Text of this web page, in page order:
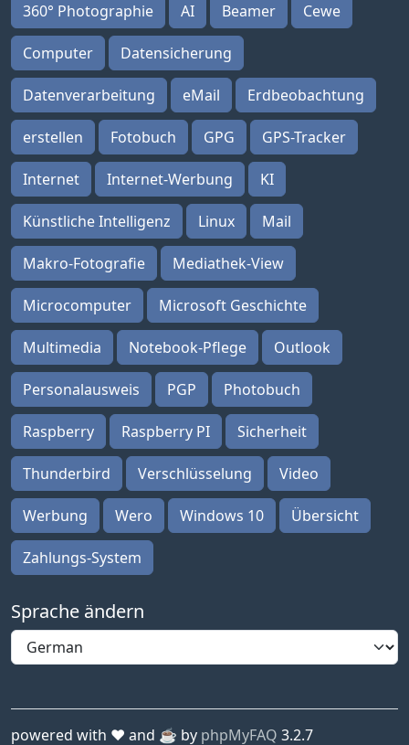
360° Photographie AI Beamer Cewe
Computer Datensicherung
Datenverarbeitung eMail Erdbeobachtung
erstellen Fotobuch GPG GPS-Tracker
Internet Internet-Werbung KI
Künstliche Intelligenz Linux Mail
Makro-Fotografie Mediathek-View
Microcomputer Microsoft Geschichte
Multimedia Notebook-Pflege Outlook
Personalausweis PGP Photobuch
Raspberry Raspberry PI Sicherheit
Thunderbird Verschlüsselung Video
Werbung Wero Windows 10 Übersicht
Zahlungs-System
Sprache ändern
powered with ❤️ and ☕️ by phpMyFAQ 3.2.7